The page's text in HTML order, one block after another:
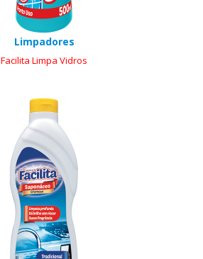
Limpadores
Facilita Limpa Vidros